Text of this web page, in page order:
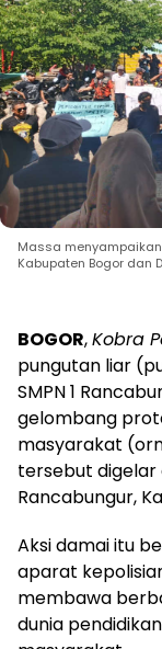
Massa
Kabupaten Bogor dan
BOGOR,Kobra
pungutan liar
SMPN 1
gelombang
masyarakat
tersebut
Rancabungur,
Aksi damai itu
aparat
membawa
dunia